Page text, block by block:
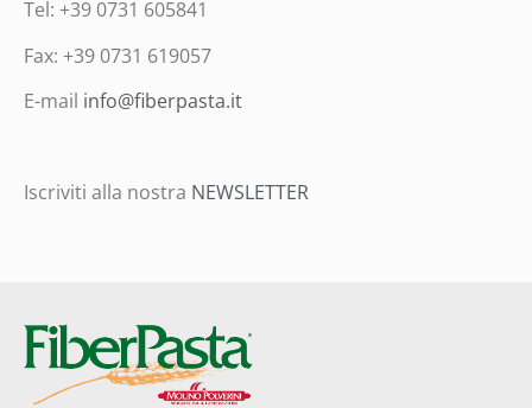
Tel: +39 0731 605841
Fax: +39 0731 619057
E-mail info@fiberpasta.it
Iscriviti alla nostra NEWSLETTER